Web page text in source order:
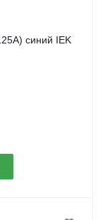
синий IEK